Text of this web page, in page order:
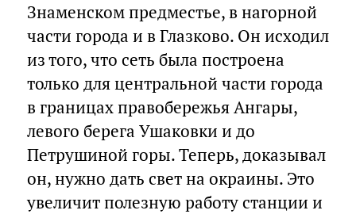
Знаменском предместье, в нагорной
части города и в Глазково. Он исходил
из того, что сеть была построена
только для центральной части города
в границах правобережья Ангары,
левого берега Ушаковки и до
Петрyшиной горы. Теперь, доказывал
он, нужно дать свет на окраины. Это
увеличит полезную работу станции и